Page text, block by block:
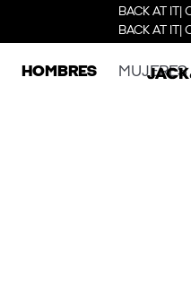
BACK AT IT|
BACK AT IT|
HOMBRES MUJERES